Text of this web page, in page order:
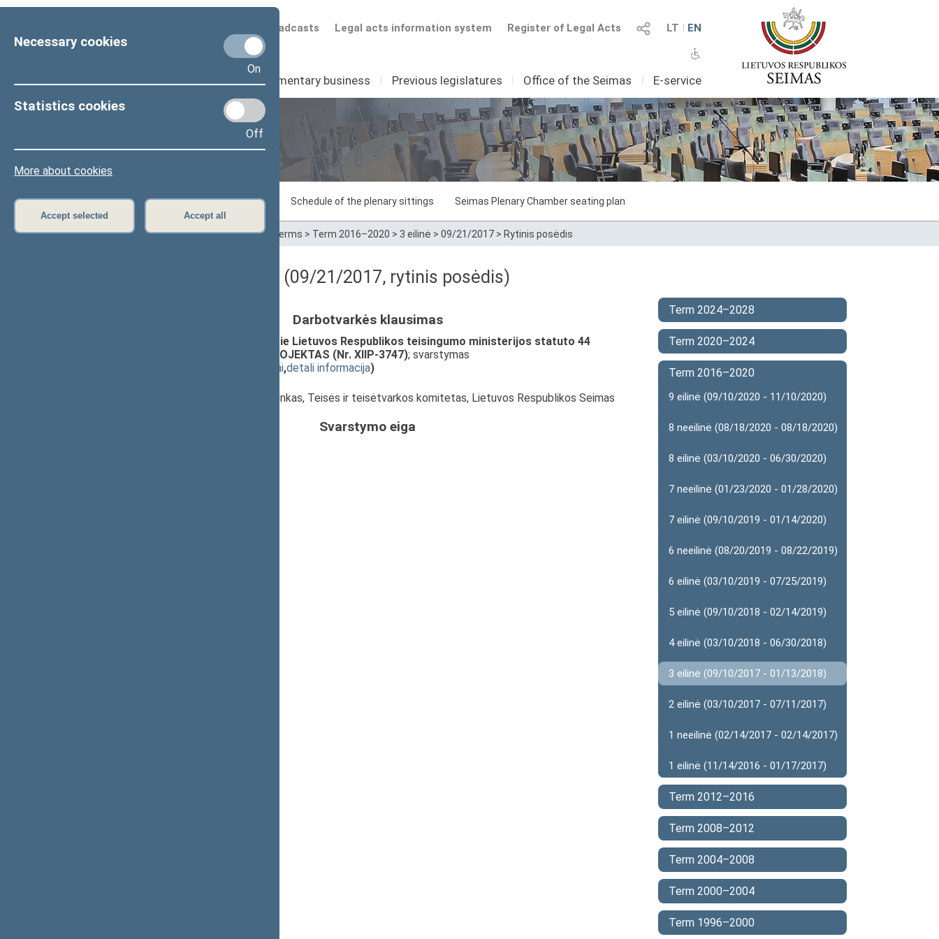
Necessary cookies
On
Statistics cookies
Off
More about cookies
Accept selected Accept all
LT I EN
Register of Legal Acts
Legal acts information system
Scheduled broadcasts
Seimas I Parliamentary business I Previous legislatures I Office of the Seimas I E-service
Sitting in progress Plenary sittings Schedule of the plenary sittings Seimas Plenary Chamber seating plan
Home>Plenary sittings>Parliamentary terms > Term 2016–2020 > 3 eilinė > 09/21/2017 > Rytinis posėdis
Darbotvarkės klausimas (09/21/2017, rytinis posėdis)
Darbotvarkės klausimas
Tarnybos Kalėjimų departamente prie Lietuvos Respublikos teisingumo ministerijos statuto 44
straipsnio pakeitimo ĮSTATYMO PROJEKTAS (Nr. XIIP-3747); svarstymas
susiję dokumentai,detali informacija)
, Komiteto pirmininkas, Teisės ir teisėtvarkos komitetas, Lietuvos Respublikos Seimas
Svarstymo eiga
Term 2024–2028
Term 2020–2024
Term 2016–2020
9 eilinė (09/10/2020 - 11/10/2020)
8 neeilinė (08/18/2020 - 08/18/2020)
8 eilinė (03/10/2020 - 06/30/2020)
7 neeilinė (01/23/2020 - 01/28/2020)
7 eilinė (09/10/2019 - 01/14/2020)
6 neeilinė (08/20/2019 - 08/22/2019)
6 eilinė (03/10/2019 - 07/25/2019)
5 eilinė (09/10/2018 - 02/14/2019)
4 eilinė (03/10/2018 - 06/30/2018)
3 eilinė (09/10/2017 - 01/13/2018)
2 eilinė (03/10/2017 - 07/11/2017)
1 neeilinė (02/14/2017 - 02/14/2017)
1 eilinė (11/14/2016 - 01/17/2017)
Term 2012–2016
Term 2008–2012
Term 2004–2008
Term 2000–2004
Term 1996–2000